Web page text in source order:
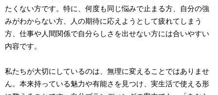
たくない方です。特に、何度も同じ悩みで止まる方、自分の強
みがわからない方、人の期待に応えようとして疲れてしまう
方、仕事や人間関係で自分らしさを出せない方には合いやすい
内容です。
私たちが大切にしているのは、無理に変えることではありませ
ん。本来持っている魅力や有能さを見つけ、実生活で使える形